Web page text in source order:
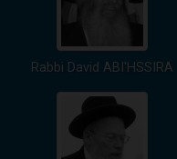
Rabbi David ABI'HSSIRA